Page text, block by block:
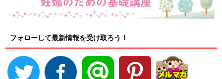
フォローして最新情報を受け取ろう！